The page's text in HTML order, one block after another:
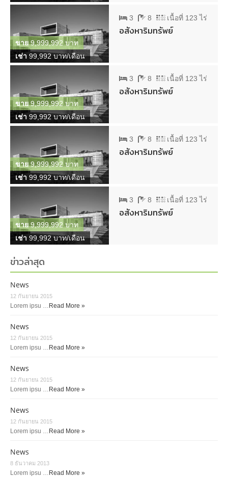
เช่า 99,992 บาท/เดือน
ขาย9,999,992 บาท
3 8 เนื้อที่ 123 ไร่
อสังหาริมทรัพย์
เช่า 99,992 บาท/เดือน
ขาย9,999,992 บาท
3 8 เนื้อที่ 123 ไร่
อสังหาริมทรัพย์
เช่า 99,992 บาท/เดือน
ขาย9,999,992 บาท
3 8 เนื้อที่ 123 ไร่
อสังหาริมทรัพย์
เช่า 99,992 บาท/เดือน
ขาย9,999,992 บาท
3 8 เนื้อที่ 123 ไร่
อสังหาริมทรัพย์
ข่าวล่าสุด
News
12 กันยายน 2015
Lorem ipsu … Read More »
News
12 กันยายน 2015
Lorem ipsu … Read More »
News
12 กันยายน 2015
Lorem ipsu … Read More »
News
12 กันยายน 2015
Lorem ipsu … Read More »
News
8 ธันวาคม 2013
Lorem ipsu … Read More »